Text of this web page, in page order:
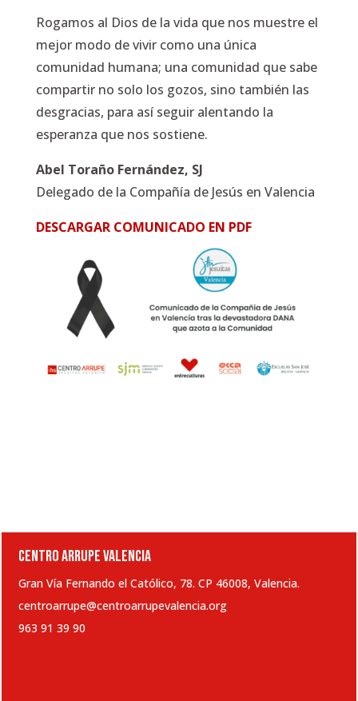
Rogamos al Dios de la vida que nos muestre el
mejor modo de vivir como una única
comunidad humana; una comunidad que sabe
compartir no solo los gozos, sino también las
desgracias, para así seguir alentando la
esperanza que nos sostiene.
Abel Toraño Fernández, SJ
Delegado de la Compañía de Jesús en Valencia
DESCARGAR COMUNICADO EN PDF
CENTRO ARRUPE VALENCIA
Gran Vía Fernando el Católico, 78. CP 46008, Valencia.
centroarrupe@centroarrupevalencia.org
963 91 39 90